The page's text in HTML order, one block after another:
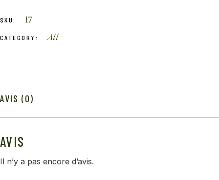
SKU: 17
CATEGORY: All
AVIS (0)
AVIS
Il n’y a pas encore d’avis.